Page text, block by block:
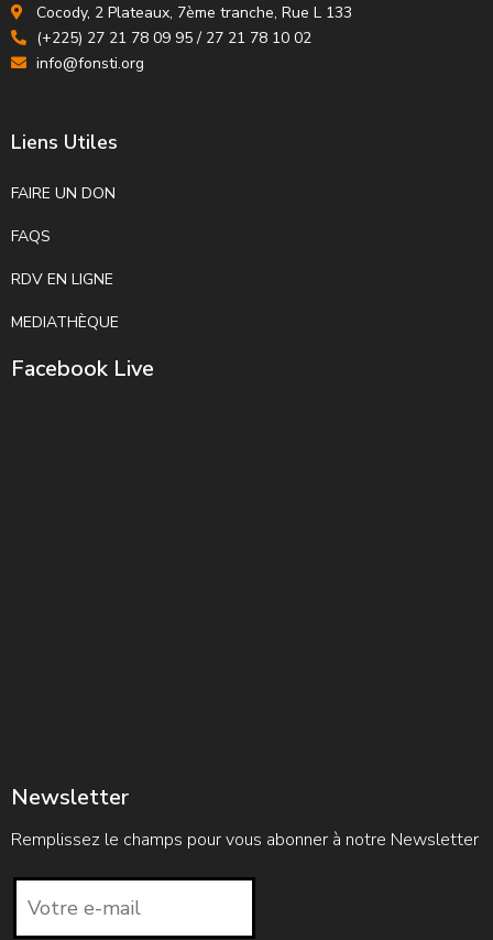
Cocody, 2 Plateaux, 7ème tranche, Rue L 133
(+225) 27 21 78 09 95 / 27 21 78 10 02
info@fonsti.org
Liens Utiles
FAIRE UN DON
FAQS
RDV EN LIGNE
MEDIATHÈQUE
Facebook Live
Newsletter
Remplissez le champs pour vous abonner à notre Newsletter